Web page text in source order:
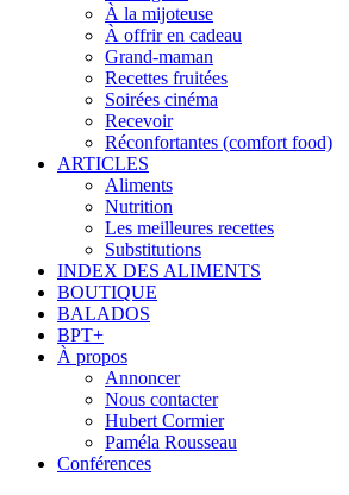
À la mijoteuse
À offrir en cadeau
Grand-maman
Recettes fruitées
Soirées cinéma
Recevoir
Réconfortantes (comfort food)
ARTICLES
Aliments
Nutrition
Les meilleures recettes
Substitutions
INDEX DES ALIMENTS
BOUTIQUE
BALADOS
BPT+
À propos
Annoncer
Nous contacter
Hubert Cormier
Paméla Rousseau
Conférences